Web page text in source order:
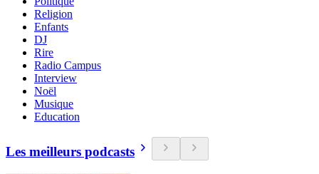
Religion
Enfants
DJ
Rire
Radio Campus
Interview
Noël
Musique
Education
Les meilleurs podcasts